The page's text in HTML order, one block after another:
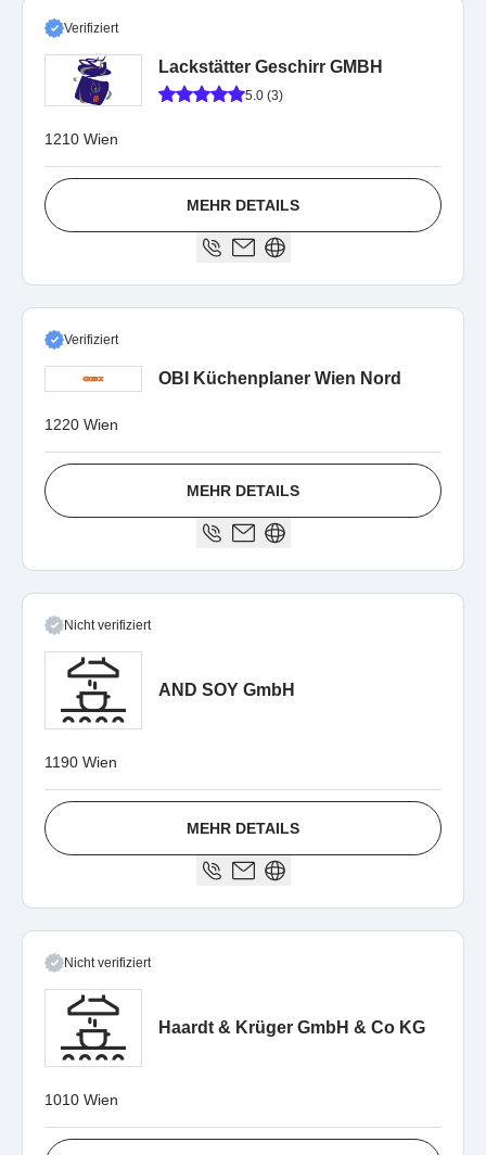
Verifiziert
Lackstätter Geschirr GMBH
5.0 (3)
1210 Wien
MEHR DETAILS
Verifiziert
OBI Küchenplaner Wien Nord
1220 Wien
MEHR DETAILS
Nicht verifiziert
AND SOY GmbH
1190 Wien
MEHR DETAILS
Nicht verifiziert
Haardt & Krüger GmbH & Co KG
1010 Wien